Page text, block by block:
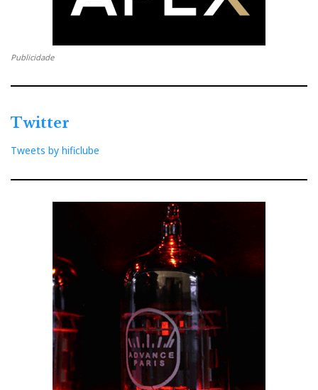
Publicidade
Twitter
Tweets by hificlube